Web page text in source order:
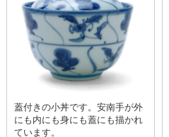
蓋付きの小丼です。安南手が外
にも内にも身にも蓋にも描かれ
ています。